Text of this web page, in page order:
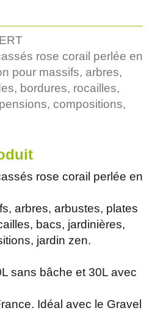
rose corail perlée en
pour massifs, arbres,
bordures, rocailles,
compositions,
rose corail perlée en
arbres, arbustes, plates
bacs, jardinières,
jardin zen.
sans bâche et 30L avec
Idéal avec le Gravel